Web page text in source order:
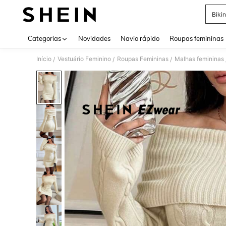
Categorias Novidades Navio rápido Roupas femininas
Início / Vestuário Feminino / Roupas Femininas / Malhas femininas